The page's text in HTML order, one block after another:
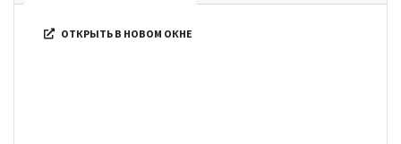
ОТКРЫТЬ В НОВОМ ОКНЕ